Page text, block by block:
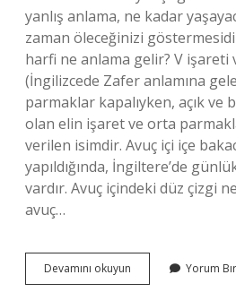
yanlış anlama, ne kadar
zaman öleceğinizi
harfi ne anlama gelir? V işareti
(İngilizcede Zafer anlamına
parmaklar kapalıyken, açık ve
olan elin işaret ve orta
verilen isimdir. Avuç içi içe
yapıldığında, İngiltere’de
vardır. Avuç içindeki düz çizgi
avuç…
Devamını okuyun
Içleri
Yorum